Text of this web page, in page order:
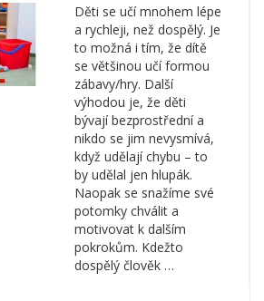
Děti se učí mnohem lépe
a rychleji, než dospělý. Je
to možná i tím, že dítě
se většinou učí formou
zábavy/hry. Další
výhodou je, že děti
bývají bezprostřední a
nikdo se jim nevysmívá,
když udělají chybu – to
by udělal jen hlupák.
Naopak se snažíme své
potomky chválit a
motivovat k dalším
pokrokům. Kdežto
dospělý člověk …